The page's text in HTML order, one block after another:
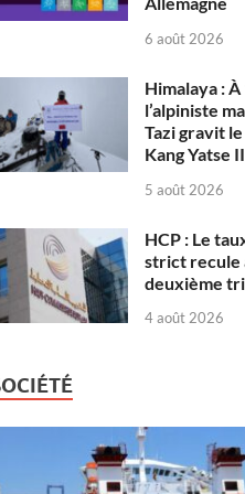
6 août 2026
Himalaya : À
l’alpiniste
Tazi gravit
Kang Yatse
5 août 2026
HCP : Le
strict recule
deuxième
4 août 2026